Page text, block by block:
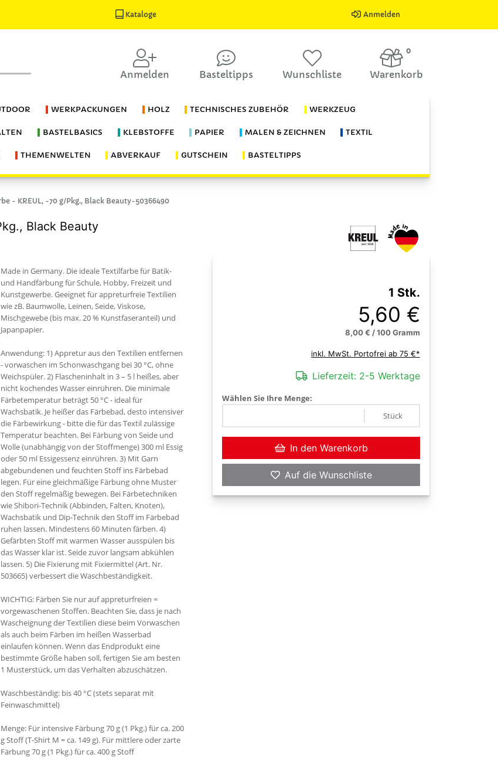
Kataloge Anmelden
Anmelden Basteltipps Wunschliste
0
Warenkorb
WERKPACKUNGEN HOLZ TECHNISCHES ZUBEHÖR WERKZEUG
BASTELBASICS KLEBSTOFFE PAPIER MALEN & ZEICHNEN TEXTIL
THEMENWELTEN ABVERKAUF GUTSCHEIN BASTELTIPPS
- KREUL, -70 g/Pkg., Black Beauty-50366490
Black Beauty
Made in Germany. Die ideale Textilfarbe für Batik-
und Handfärbung für Schule, Hobby, Freizeit und
Kunstgewerbe. Geeignet für appreturfreie Textilien
wie zB. Baumwolle, Leinen, Seide, Viskose,
Mischgewebe (bis max. 20 % Kunstfaseranteil) und
Japanpapier.
Anwendung: 1) Appretur aus den Textilien entfernen
- vorwaschen im Schonwaschgang bei 30 °C, ohne
Weichspüler. 2) Flascheninhalt in 3 – 5 l heißes, aber
nicht kochendes Wasser einrühren. Die minimale
Färbetemperatur beträgt 50 °C - ideal für
Wachsbatik. Je heißer das Färbebad, desto intensiver
die Färbewirkung - bitte die für das Textil zulässige
Temperatur beachten. Bei Färbung von Seide und
Wolle (unabhängig von der Stoffmenge) 300 ml Essig
oder 50 ml Essigessenz einrühren. 3) Mit Garn
abgebundenen und feuchten Stoff ins Färbebad
legen. Für eine gleichmäßige Färbung ohne Muster
den Stoff regelmäßig bewegen. Bei Färbetechniken
wie Shibori-Technik (Abbinden, Falten, Knoten),
Wachsbatik und Dip-Technik den Stoff im Färbebad
ruhen lassen. Mindestens 60 Minuten färben. 4)
Gefärbten Stoff mit warmen Wasser ausspülen bis
das Wasser klar ist. Seide zuvor langsam abkühlen
lassen. 5) Die Fixierung mit Fixiermittel (Art. Nr.
503665) verbessert die Waschbeständigkeit.
WICHTIG: Färben Sie nur auf appreturfreien =
vorgewaschenen Stoffen. Beachten Sie, dass je nach
Wascheignung der Textilien diese beim Vorwaschen
als auch beim Färben im heißen Wasserbad
einlaufen können. Wenn das Endprodukt eine
bestimmte Größe haben soll, fertigen Sie am besten
1 Musterstück, um das Verhalten abzuschätzen.
Waschbeständig: bis 40 °C (stets separat mit
Feinwaschmittel)
Menge: Für intensive Färbung 70 g (1 Pkg.) für ca. 200
g Stoff (T-Shirt M = ca. 149 g). Für mittlere oder zarte
Färbung 70 g (1 Pkg.) für ca. 400 g Stoff
1 Stk.
5,60 €
8,00 € / 100 Gramm
inkl. MwSt. Portofrei ab 75 €*
Lieferzeit: 2-5 Werktage
Wählen Sie Ihre Menge:
Stück
In den Warenkorb
Auf die Wunschliste